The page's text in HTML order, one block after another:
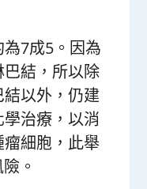
7成5。因為
結，所以除
以外，仍建
治療，以消
細胞，此舉
。